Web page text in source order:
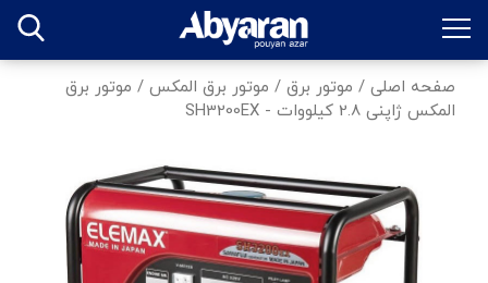
صفحه اصلی / موتور برق / موتور برق المکس / موتور برق
المکس ژاپنی 2.8 کیلووات - SH3200EX